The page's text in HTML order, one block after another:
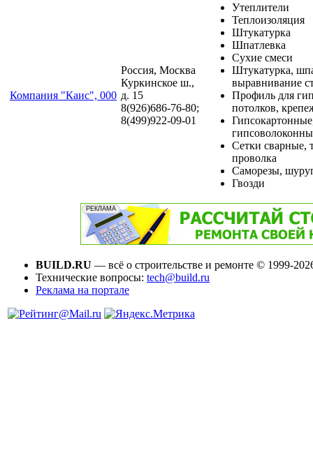
Компания "Каис", 000
Россия, Москва
Куркинское ш.,
д. 15
8(926)686-76-80;
8(499)922-09-01
Утеплители
Теплоизоляция
Штукатурка
Шпатлевка
Сухие смеси
Штукатурка,
выравнивание
Профиль для
потолков,
Сетки сварные,
проволка
Саморезы,
Гвозди
BUILD.RU — всё о строительстве и ремонте © 1999-
Технические вопросы: tech@build.ru
Реклама на портале